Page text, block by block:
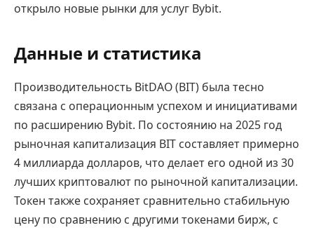
открыло новые рынки для услуг Bybit.
Данные и статистика
Производительность BitDAO (BIT) была тесно
связана с операционным успехом и инициативами
по расширению Bybit. По состоянию на 2025 год
рыночная капитализация BIT составляет примерно
4 миллиарда долларов, что делает его одной из 30
лучших криптовалют по рыночной капитализации.
Токен также сохраняет сравнительно стабильную
цену по сравнению с другими токенами бирж, с